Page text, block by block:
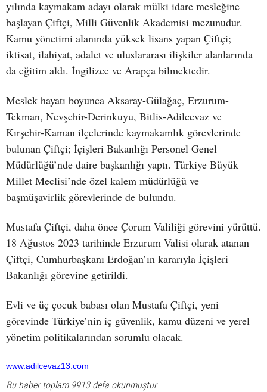
yılında kaymakam adayı olarak mülki idare mesleğine
başlayan Çiftçi, Milli Güvenlik Akademisi mezunudur.
Kamu yönetimi alanında yüksek lisans yapan Çiftçi;
iktisat, ilahiyat, adalet ve uluslararası ilişkiler alanlarında
da eğitim aldı. İngilizce ve Arapça bilmektedir.
Meslek hayatı boyunca Aksaray-Gülağaç, Erzurum-
Tekman, Nevşehir-Derinkuyu, Bitlis-Adilcevaz ve
Kırşehir-Kaman ilçelerinde kaymakamlık görevlerinde
bulunan Çiftçi; İçişleri Bakanlığı Personel Genel
Müdürlüğü’nde daire başkanlığı yaptı. Türkiye Büyük
Millet Meclisi’nde özel kalem müdürlüğü ve
başmüşavirlik görevlerinde de bulundu.
Mustafa Çiftçi, daha önce Çorum Valiliği görevini yürüttü.
18 Ağustos 2023 tarihinde Erzurum Valisi olarak atanan
Çiftçi, Cumhurbaşkanı Erdoğan’ın kararıyla İçişleri
Bakanlığı görevine getirildi.
Evli ve üç çocuk babası olan Mustafa Çiftçi, yeni
görevinde Türkiye’nin iç güvenlik, kamu düzeni ve yerel
yönetim politikalarından sorumlu olacak.
www.adilcevaz13.com
Bu haber toplam 9913 defa okunmuştur